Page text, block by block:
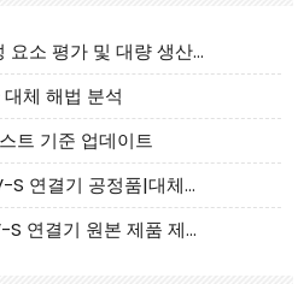
CNC Tech 국산 케이블 구성 요소 평가 및 대량 생산 적합성 가이드
체 해법 분석
트 기준 업데이트
JST 연결기- JST NSHR-02V-S 연결기 공정품|대체품 제공
JST 연결기 - JST GHR-09V-S 연결기 원본 제품 제공 | 대체품 제공